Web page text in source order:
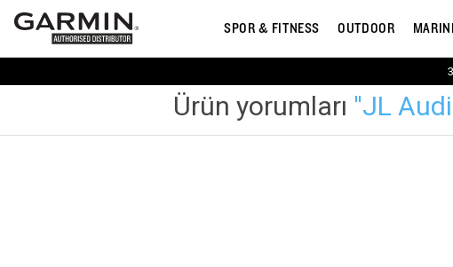
SPOR & FITNESS OUTDOOR
Ürün yorumları JL